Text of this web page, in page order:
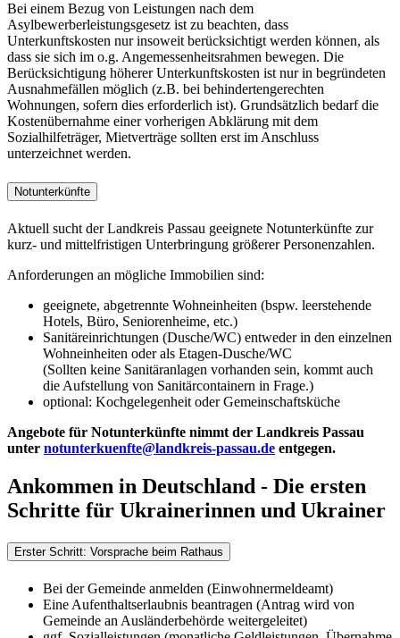
Bei einem Bezug von Leistungen nach dem
Asylbewerberleistungsgesetz ist zu beachten, dass
Unterkunftskosten nur insoweit berücksichtigt werden können, als
dass sie sich im o.g. Angemessenheitsrahmen bewegen. Die
Berücksichtigung höherer Unterkunftskosten ist nur in begründeten
Ausnahmefällen möglich (z.B. bei behindertengerechten
Wohnungen, sofern dies erforderlich ist). Grundsätzlich bedarf die
Kostenübernahme einer vorherigen Abklärung mit dem
Sozialhilfeträger, Mietverträge sollten erst im Anschluss
unterzeichnet werden.
Notunterkünfte
Aktuell sucht der Landkreis Passau geeignete Notunterkünfte zur
kurz- und mittelfristigen Unterbringung größerer Personenzahlen.
Anforderungen an mögliche Immobilien sind:
geeignete, abgetrennte Wohneinheiten (bspw. leerstehende
Hotels, Büro, Seniorenheime, etc.)
Sanitäreinrichtungen (Dusche/WC) entweder in den einzelnen
Wohneinheiten oder als Etagen-Dusche/WC
(Sollten keine Sanitäranlagen vorhanden sein, kommt auch
die Aufstellung von Sanitärcontainern in Frage.)
optional: Kochgelegenheit oder Gemeinschaftsküche
Angebote für Notunterkünfte nimmt der Landkreis Passau
unter notunterkuenfte@landkreis-passau.de entgegen.
Ankommen in Deutschland - Die ersten
Schritte für Ukrainerinnen und Ukrainer
Erster Schritt: Vorsprache beim Rathaus
Bei der Gemeinde anmelden (Einwohnermeldeamt)
Eine Aufenthaltserlaubnis beantragen (Antrag wird von
Gemeinde an Ausländerbehörde weitergeleitet)